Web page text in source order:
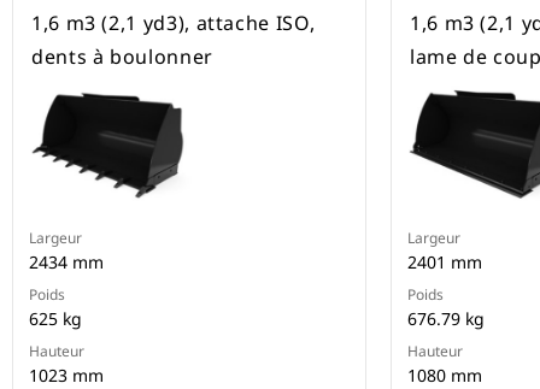
1,6 m3 (2,1 yd3), attache ISO,
dents à boulonner
Largeur
2434 mm
Poids
625 kg
Hauteur
1023 mm
1,6 m3 (2,1
lame de
Largeur
2401 mm
Poids
676.79 kg
Hauteur
1080 mm